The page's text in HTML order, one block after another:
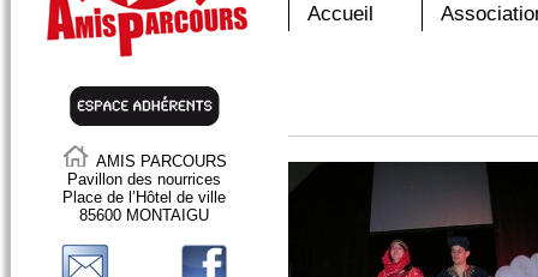
Accueil
AMIS PARCOURS
Pavillon des nourrices
Place de l’Hôtel de ville
85600 MONTAIGU